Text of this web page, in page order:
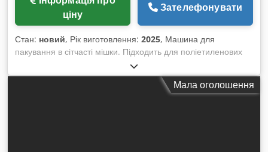
ціну
Зателефонувати
Стан: новий, Рік виготовлення: 2025, Машина для
пакування в сітчасті мішки. Підходить для поліетиленових
сітчастих мішків у формі подушки або зі складками
(gusseted) для свіжих овочів і фруктів, наприклад: картопля,
цибуля, яблука, капуста, горох, морква, персики, лимони,
Мала оголошення